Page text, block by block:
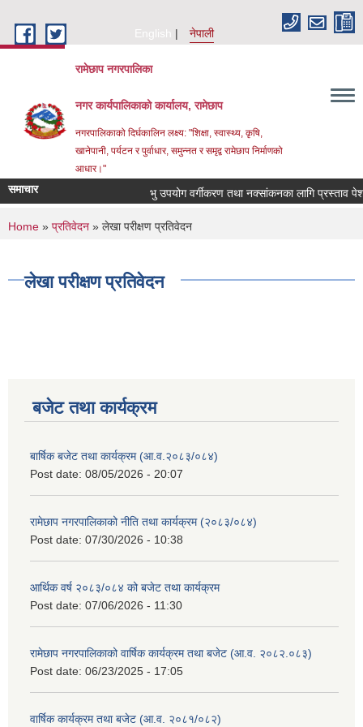
English
नेपाली
रामेछाप नगरपालिका
नगर कार्यपालिकाको कार्यालय, रामेछाप
नगरपालिकाको दिर्घकालिन लक्ष्य: "शिक्षा, स्वास्थ्य, कृषि,
खानेपानी, पर्यटन र पुर्वाधार, समुन्नत र समृद्व रामेछाप निर्माणको
आधार।"
समाचार भु उपयोग वर्गीकरण तथा नक्सांकनका लागि प्रस्ताव पेश
You are here
Home » प्रतिवेदन » लेखा परीक्षण प्रतिवेदन
लेखा परीक्षण प्रतिवेदन
बजेट तथा कार्यक्रम
बार्षिक बजेट तथा कार्यक्रम (आ.व.२०८३/०८४)
Post date: 08/05/2026 - 20:07
रामेछाप नगरपालिकाको नीति तथा कार्यक्रम (२०८३/०८४)
Post date: 07/30/2026 - 10:38
आर्थिक वर्ष २०८३/०८४ को बजेट तथा कार्यक्रम
Post date: 07/06/2026 - 11:30
रामेछाप नगरपालिकाको वार्षिक कार्यक्रम तथा बजेट (आ.व. २०८२.०८३)
Post date: 06/23/2025 - 17:05
वार्षिक कार्यक्रम तथा बजेट (आ.व. २०८१/०८२)